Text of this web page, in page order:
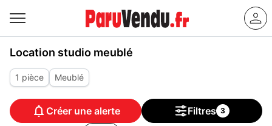
Location studio meublé
1 pièce Meublé
Créer une alerte Filtres 3